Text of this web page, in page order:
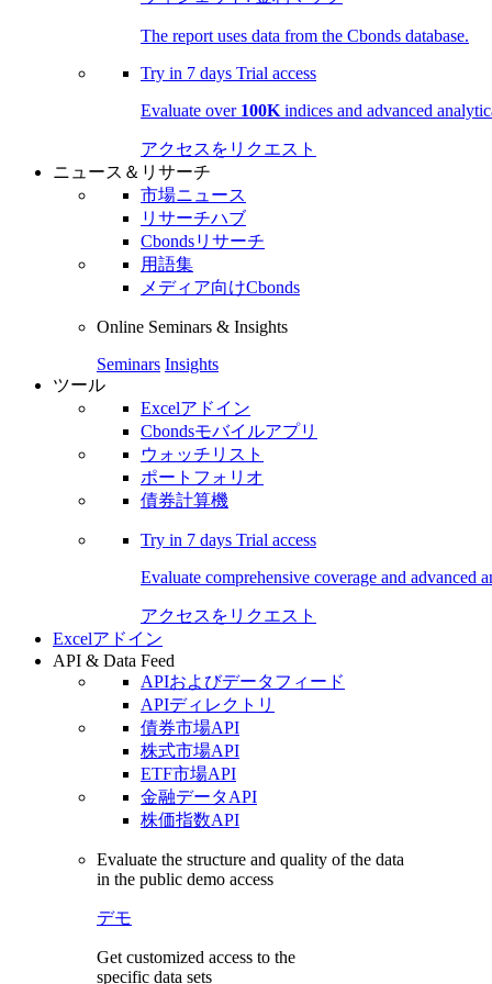
The report uses data from the Cbonds database.
Try in 7 days Trial access
Evaluate over 100K indices and advanced
アクセスをリクエスト
ニュース＆リサーチ
市場ニュース
リサーチハブ
Cbondsリサーチ
用語集
メディア向けCbonds
Online Seminars & Insights
Seminars Insights
ツール
Excelアドイン
Cbondsモバイルアプリ
ウォッチリスト
ポートフォリオ
債券計算機
Try in 7 days Trial access
Evaluate comprehensive coverage and advanced
アクセスをリクエスト
Excelアドイン
API & Data Feed
APIおよびデータフィード
APIディレクトリ
債券市場API
株式市場API
ETF市場API
金融データAPI
株価指数API
Evaluate the structure and quality of the data
in the public demo access
デモ
Get customized access to the
specific data sets